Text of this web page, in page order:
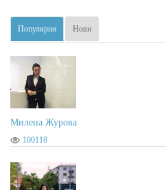
Lilyana Ilcheva
2023-05-28 01:38:54
Гласувам за Вида Георгиева
Марияна Каратеодорова
2023-05-27 19:51:32
Популярни Нови
Милена Журова
100118